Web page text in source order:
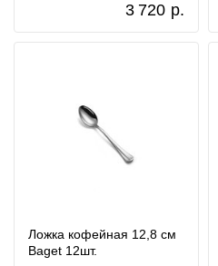
3 720 р.
Ложка кофейная 12,8 см
Baget 12шт.